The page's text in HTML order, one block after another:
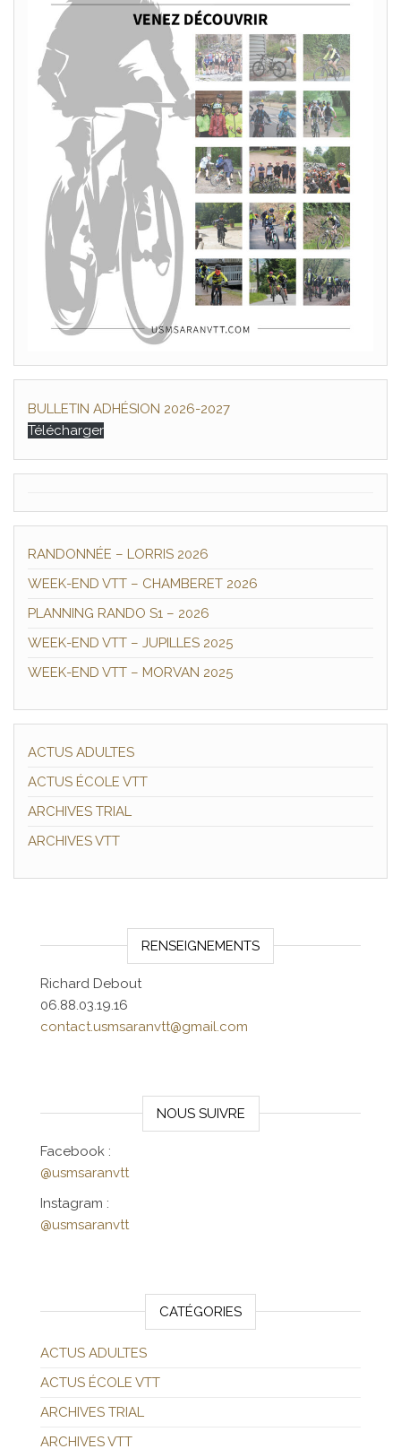
BULLETIN ADHÉSION 2026-2027
Télécharger
RANDONNÉE – LORRIS 2026
WEEK-END VTT – CHAMBERET 2026
PLANNING RANDO S1 – 2026
WEEK-END VTT – JUPILLES 2025
WEEK-END VTT – MORVAN 2025
ACTUS ADULTES
ACTUS ÉCOLE VTT
ARCHIVES TRIAL
ARCHIVES VTT
RENSEIGNEMENTS
Richard Debout
06.88.03.19.16
contact.usmsaranvtt@gmail.com
NOUS SUIVRE
Facebook :
@usmsaranvtt
Instagram :
@usmsaranvtt
CATÉGORIES
ACTUS ADULTES
ACTUS ÉCOLE VTT
ARCHIVES TRIAL
ARCHIVES VTT